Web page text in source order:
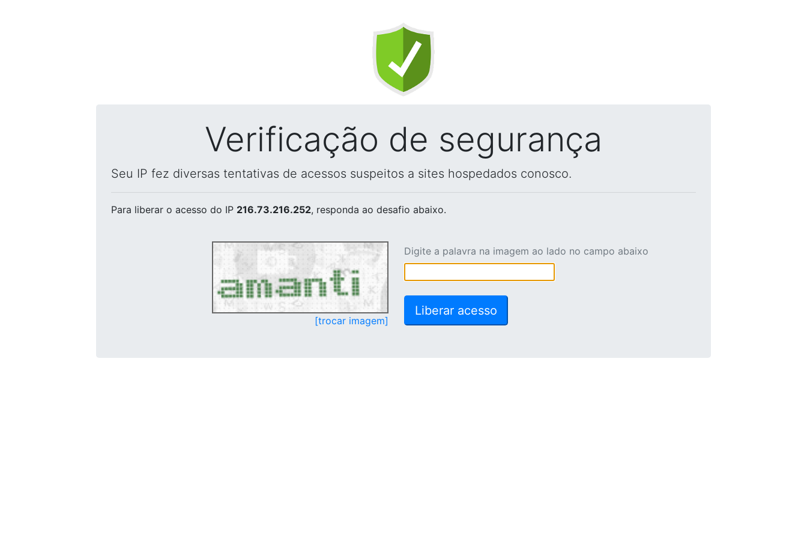
Verificação de segurança
Seu IP fez diversas tentativas de acessos suspeitos a sites hospedados conosco.
Para liberar o acesso do IP 216.73.216.252, responda ao desafio abaixo.
[trocar imagem]
Digite a palavra na imagem ao lado no campo abaixo